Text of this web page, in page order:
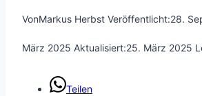
VonMarkus Herbst Veröffentlicht:28.
März 2025 Aktualisiert:25. März 2025
Teilen